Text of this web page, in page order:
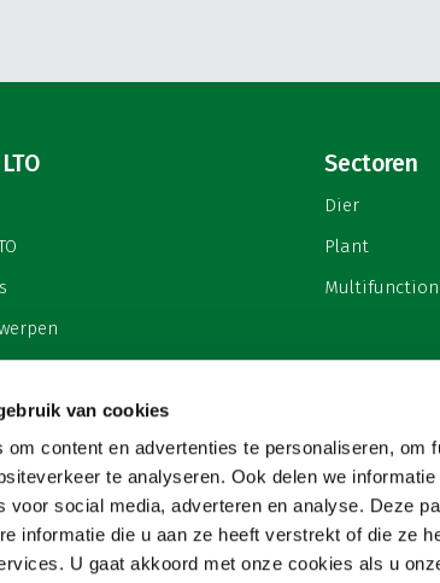
van cookies
om content en advertenties te personaliseren, om
te analyseren. Ook delen we
voor social media, adverteren en analyse. Deze
informatie die u aan ze heeft verstrekt of die ze
U gaat akkoord met onze cookies als u
& privacy
Sectoren
Dier
Plant